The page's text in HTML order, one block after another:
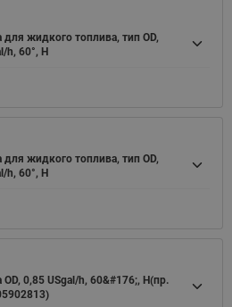
для жидкого топлива, тип OD,
h, 60°, H
для жидкого топлива, тип OD,
h, 60°, H
0,85 USgal/h, 60&#176;, H(пр.